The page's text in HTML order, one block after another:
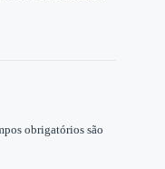
obrigatórios são